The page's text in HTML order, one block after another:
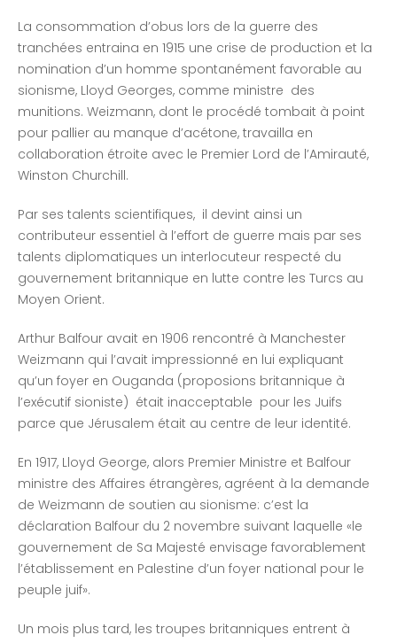
La consommation d’obus lors de la guerre des
tranchées entraina en 1915 une crise de production et la
nomination d’un homme spontanément favorable au
sionisme, Lloyd Georges, comme ministre des
munitions. Weizmann, dont le procédé tombait à point
pour pallier au manque d’acétone, travailla en
collaboration étroite avec le Premier Lord de l’Amirauté,
Winston Churchill.
Par ses talents scientifiques, il devint ainsi un
contributeur essentiel à l’effort de guerre mais par ses
talents diplomatiques un interlocuteur respecté du
gouvernement britannique en lutte contre les Turcs au
Moyen Orient.
Arthur Balfour avait en 1906 rencontré à Manchester
Weizmann qui l’avait impressionné en lui expliquant
qu’un foyer en Ouganda (proposions britannique à
l’exécutif sioniste) était inacceptable pour les Juifs
parce que Jérusalem était au centre de leur identité.
En 1917, Lloyd George, alors Premier Ministre et Balfour
ministre des Affaires étrangères, agréent à la demande
de Weizmann de soutien au sionisme: c’est la
déclaration Balfour du 2 novembre suivant laquelle «le
gouvernement de Sa Majesté envisage favorablement
l’établissement en Palestine d’un foyer national pour le
peuple juif».
Un mois plus tard, les troupes britanniques entrent à